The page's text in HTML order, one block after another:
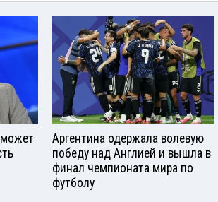
может
Аргентина одержала волевую
победу над Англией и вышла в
финал чемпионата мира по
футболу